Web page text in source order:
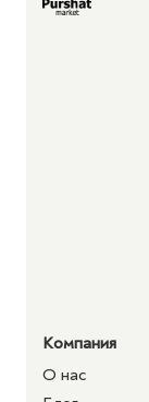
Компания
О нас